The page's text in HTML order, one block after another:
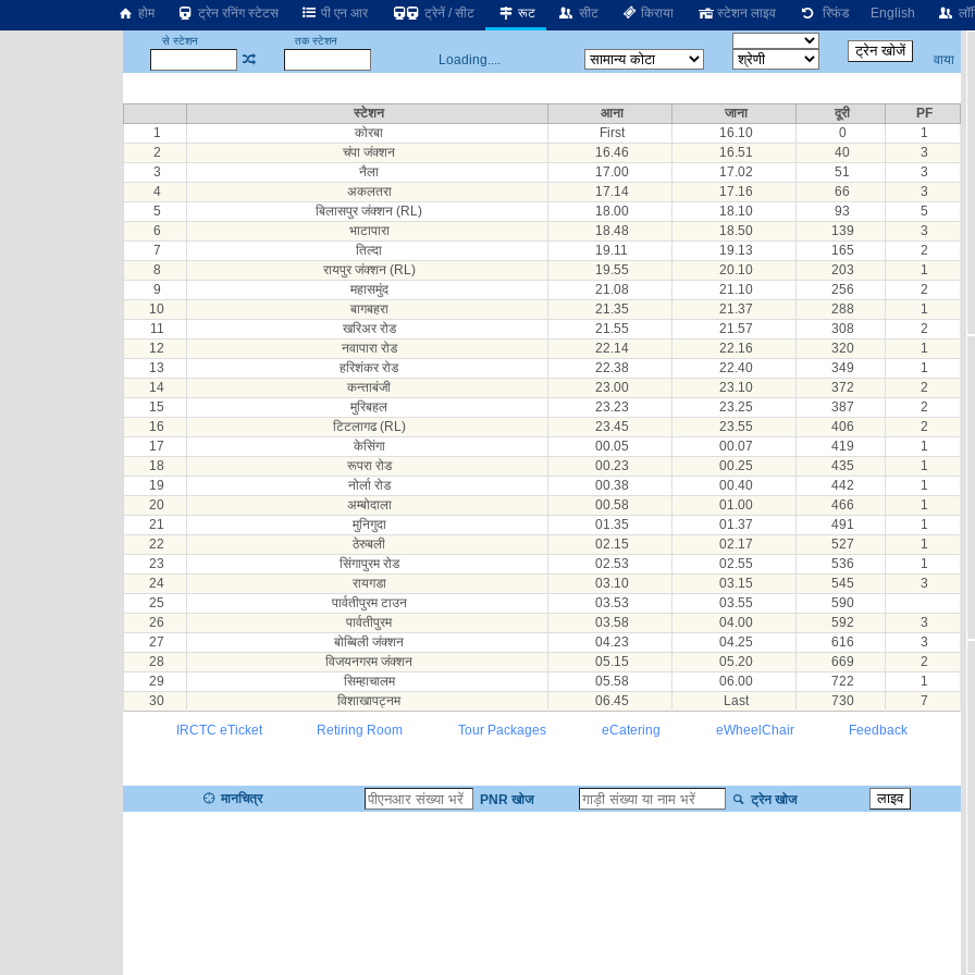
होम ट्रेन रनिंग स्टेटस पी एन आर ट्रेनें / सीट रूट सीट किराया स्टेशन लाइव रिफंड English
से स्टेशन तक स्टेशन
Loading.... वाया
स्टेशन आना जाना दूरी
PF
1
कोरबा First 16.10 0
1
2
चंपा जंक्शन 16.46 16.51 40
3
3
नैला 17.00 17.02 51
3
4
अकलतरा 17.14 17.16 66
3
5
बिलासपुर जंक्शन (RL) 18.00 18.10 93
5
6
भाटापारा 18.48 18.50 139
3
7
तिल्दा 19.11 19.13 165
2
8
रायपुर जंक्शन (RL) 19.55 20.10 203
1
9
महासमुंद 21.08 21.10 256
2
10
बागबहरा 21.35 21.37 288
1
11
खरिअर रोड 21.55 21.57 308
2
12
नवापारा रोड 22.14 22.16 320
1
13
हरिशंकर रोड 22.38 22.40 349
1
14
कन्ताबंजी 23.00 23.10 372
2
15
मुरिबहल 23.23 23.25 387
2
16
टिटलागढ (RL) 23.45 23.55 406
2
17
केसिंगा 00.05 00.07 419
1
18
रूपरा रोड 00.23 00.25 435
1
19
नोर्ला रोड 00.38 00.40 442
1
20
अम्बोदाला 00.58 01.00 466
1
21
मुनिगुदा 01.35 01.37 491
1
22
ठेरुबली 02.15 02.17 527
1
23
सिंगापुरम रोड 02.53 02.55 536
1
24
रायगडा 03.10 03.15 545
3
25
पार्वतीपुरम टाउन 03.53 03.55
590
26
पार्वतीपुरम 03.58 04.00 592
3
27
बोब्बिली जंक्शन 04.23 04.25 616
3
28
विजयनगरम जंक्शन 05.15 05.20 669
2
29
सिम्हाचालम 05.58 06.00 722
1
30
विशाखापट्नम 06.45 Last 730
7
IRCTC eTicket
Retiring Room Tour Packages eCatering eWheelChair Feedback
मानचित्र PNR खोज ट्रेन खोज